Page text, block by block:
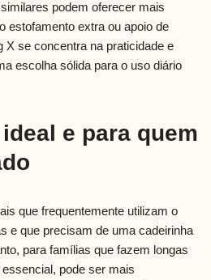
podem oferecer mais
estofamento extra ou apoio de
X se concentra na praticidade e
escolha sólida para o uso diário
e para quem
que frequentemente utilizam o
e que precisam de uma cadeirinha
para famílias que fazem longas
pode ser mais